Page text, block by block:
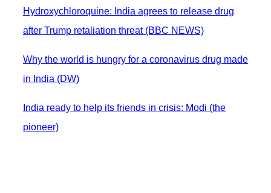
Hydroxychloroquine: India agrees to release drug
after Trump retaliation threat (BBC NEWS)
Why the world is hungry for a coronavirus drug made
in India (DW)
India ready to help its friends in crisis: Modi (the
pioneer)